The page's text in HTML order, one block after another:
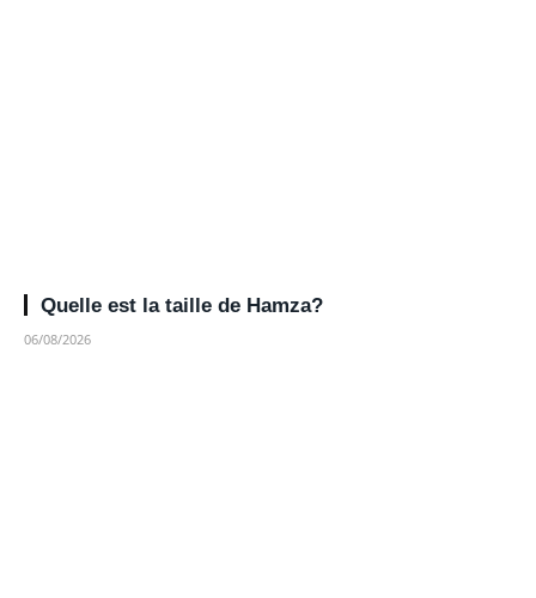
Quelle est la taille de Hamza?
06/08/2026